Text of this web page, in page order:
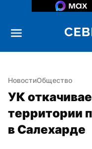
НовостиОбщество
УК
территории
в Салехарде